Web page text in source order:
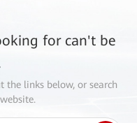
for can't be
the links below, or search